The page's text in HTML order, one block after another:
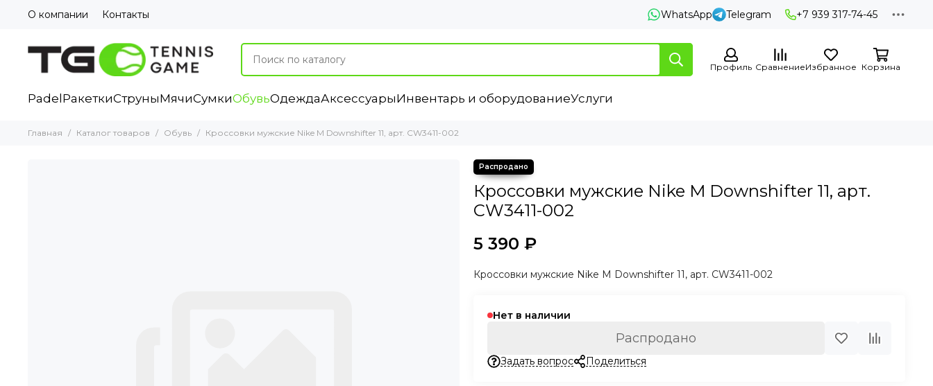
О компании Контакты WhatsApp Telegram +7 939 317-74-45
Профиль СравнениеИзбранное Корзина
Padel РакеткиСтруныМячиСумкиОбувьОдеждаАксессуарыИнвентарь и оборудованиеУслуги
Главная Каталог товаров Обувь Кроссовки мужские Nike M Downshifter 11, арт. CW3411-002
Кроссовки мужские Nike M Downshifter 11, арт.
CW3411-002
5 390 ₽
Кроссовки мужские Nike M Downshifter 11, арт. CW3411-002
Нет в наличии
Распродано
Задать вопрос Поделиться